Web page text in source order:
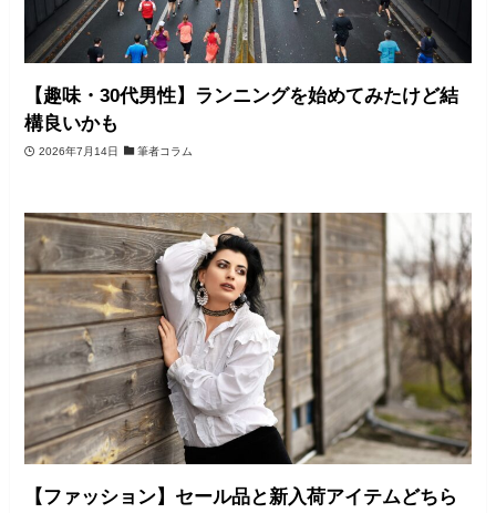
【趣味・30代男性】ランニングを始めてみたけど結
構良いかも
2026年7月14日 筆者コラム
【ファッション】セール品と新入荷アイテムどちら